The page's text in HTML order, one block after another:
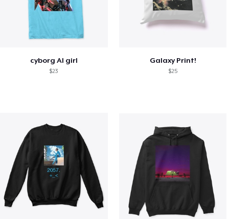
cyborg AI girl
$23
Galaxy Print!
$25